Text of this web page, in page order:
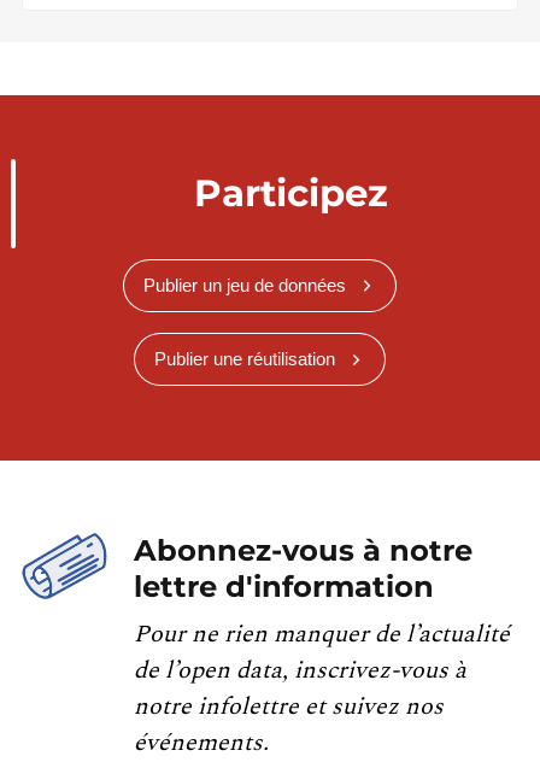
Participez
Publier un jeu de données
Publier une réutilisation
Abonnez-vous à notre
lettre d'information
Pour ne rien manquer de l’actualité
de l’open data, inscrivez-vous à
notre infolettre et suivez nos
événements.